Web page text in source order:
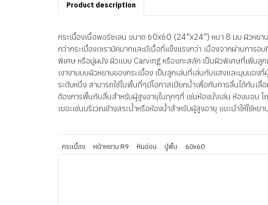
Product description
กระเบื้องเนื้อพอร์ซเลน ขนาด 60x60 (24"x24") หนา 8 มม ผิวหย
กว่ากระเบื้องเซรามิคมากและมีเนื้อที่แข็งแรงกว่า เนื่องจากผ่านกา
พิเศษ หรือปูผนัง ผิวแบบ Carving หรือแกะสลัก เป็นผิวพิเศษที่เพิ่มลูก
เงางามบนผิวหยาบของกระเบื้อง เป็นลูกเล่นที่เล่นกับแสงและมุมมอ
ระดับหนึ่ง สามารถใช้ในพื้นที่ๆมีโอกาสเปียกน้ำเพื่อกันการลื่นได้กันเ
ต้องการพื้นกันลื่นสำหรับผู้สูงอายุในทุกๆที่ เช่นห้องนั่งเล่น ห้องนอน โ
เยอะเช่นบริเวณข้างสระน้ำหรือห้องน้ำสำหรับผู้สูงอายุ แนะนำให้ใช้หย
กระเบื้อง หน้าหยาบ R9 หินอ่อน ปูพื้น 60x60